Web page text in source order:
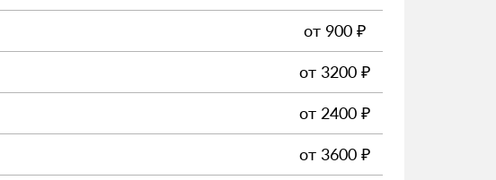
от 900 ₽
от 3200 ₽
от 2400 ₽
от 3600 ₽